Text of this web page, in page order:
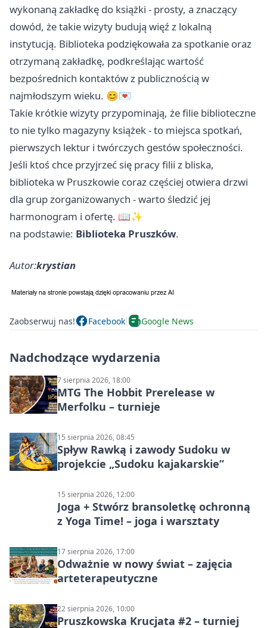
wykonaną zakładkę do książki - prosty, a znaczący
dowód, że takie wizyty budują więź z lokalną
instytucją. Biblioteka podziękowała za spotkanie oraz
otrzymaną zakładkę, podkreślając wartość
bezpośrednich kontaktów z publicznością w
najmłodszym wieku. 😊💌
Takie krótkie wizyty przypominają, że filie biblioteczne
to nie tylko magazyny książek - to miejsca spotkań,
pierwszych lektur i twórczych gestów społeczności.
Jeśli ktoś chce przyjrzeć się pracy filii z bliska,
biblioteka w Pruszkowie coraz częściej otwiera drzwi
dla grup zorganizowanych - warto śledzić jej
harmonogram i ofertę. 📖✨
na podstawie: Biblioteka Pruszków.
Autor:krystian
Zaobserwuj nas! Facebook Google News
Nadchodzące wydarzenia
7 sierpnia 2026, 18:00
MTG The Hobbit Prerelease w
Merfolku – turnieje
15 sierpnia 2026, 08:45
Spływ Rawką i zawody Sudoku w
projekcie „Sudoku kajakarskie”
15 sierpnia 2026, 12:00
Joga + Stwórz bransoletkę ochronną
z Yoga Time! – joga i warsztaty
17 sierpnia 2026, 17:00
Odważnie w nowy świat – zajęcia
arteterapeutyczne
22 sierpnia 2026, 10:00
Pruszkowska Krucjata #2 – turniej